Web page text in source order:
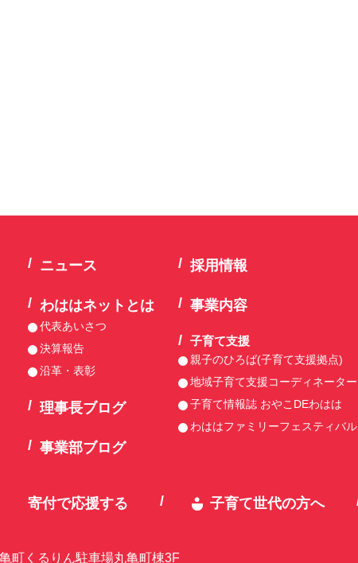
ニュース
わははネットとは
代表あいさつ
決算報告
沿革・表彰
理事長ブログ
事業部ブログ
採用情報
事業内容
子育て支援
親子のひろば(子育て支援拠点)
地域子育て支援コーディネーター
子育て情報誌 おやこDEわはは
わははファミリーフェスティバル
寄付で応援する 子育て世代の方へ
町くるりん駐車場丸亀町棟3F